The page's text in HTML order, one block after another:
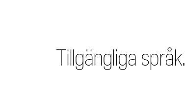
Tillgängliga språk.